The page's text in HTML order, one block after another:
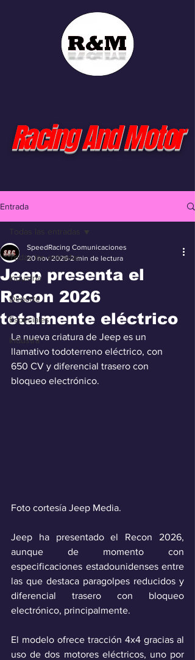
Racing And Motor
Entrada
Todas las entradas
Industria
Deporte
Especiales
Industra
Todas las entradas
Jeep presenta el
Recon 2026
totalmente eléctrico
SpeedRacing Comunicaciones
20 nov 2025 2 min de lectura
La nueva criatura de Jeep es un
llamativo todoterreno eléctrico, con
650 CV y diferencial trasero con
bloqueo electrónico.
Foto cortesía Jeep Media.
Jeep ha presentado el Recon 2026,
aunque de momento con
especificaciones estadounidenses entre
las que destaca paragolpes reducidos y
diferencial trasero con bloqueo
electrónico, principalmente.
El modelo ofrece tracción 4x4 gracias al
uso de dos motores eléctricos, uno por